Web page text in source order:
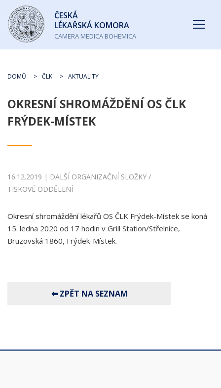
Česká
lékařská
komora
ČESKÁ
LÉKAŘSKÁ KOMORA
CAMERA MEDICA BOHEMICA
DOMŮ ČLK AKTUALITY
OKRESNÍ SHROMÁŽDĚNÍ OS ČLK
FRÝDEK-MÍSTEK
16.12.2019 | DALŠÍ ORGANIZAČNÍ SLOŽKY /
TISKOVÉ ODDĚLENÍ
Okresní shromáždění lékařů OS ČLK Frýdek-Místek se koná
15. ledna 2020 od 17 hodin v Grill Station/Střelnice,
Bruzovská 1860, Frýdek-Místek.